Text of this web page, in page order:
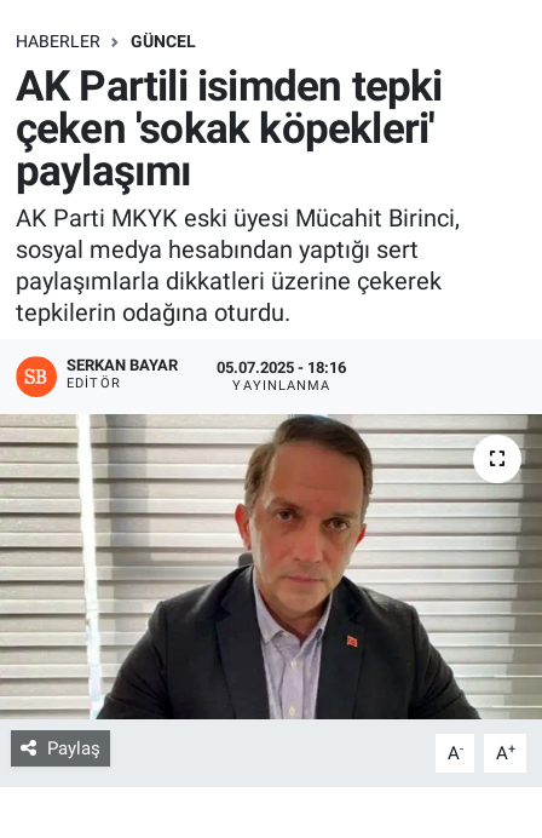
HABERLER GÜNCEL
AK Partili isimden tepki
çeken 'sokak köpekleri'
paylaşımı
AK Parti MKYK eski üyesi Mücahit Birinci,
sosyal medya hesabından yaptığı sert
paylaşımlarla dikkatleri üzerine çekerek
tepkilerin odağına oturdu.
SERKAN BAYAR
EDITÖR
05.07.2025 - 18:16
YAYINLANMA
Paylaş A- A+
SAĞLIK
EKONOMİ
EĞİTİM
ÖZEL HABER
Keşfet
ASTROLOJİ
MANŞET
RESMİ İLANLAR
İLAN
Bize ulaşın
İletişim/Künye
Yaşam